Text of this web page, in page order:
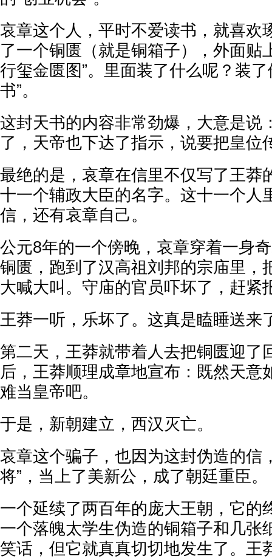
哀章这个人，平时不爱读书，就喜欢
了一个铜匮（就是铜箱子），外面贴
行玺金匮图”。里面装了什么呢？装
书”。
这封天书的内容非常劲爆，大意是说
了，天帝也下达了指示，说要把皇位
最绝的是，哀章在信里不仅写了王莽
十一个辅政大臣的名字。这十一个人
信，还有哀章自己。
公元8年的一个傍晚，哀章穿着一身
铜匮，跑到了汉高祖刘邦的宗庙里，
大喊大叫。守庙的官员吓坏了，赶紧
王莽一听，乐坏了。这真是瞌睡送来
第二天，王莽就带着人去把铜匮迎了
后，王莽顺理成章地宣布：既然天意
难当皇帝吧。
于是，新朝建立，西汉灭亡。
哀章这个骗子，也因为这封伪造的信
将”，当上了美新公，成了朝廷重臣。
一个延续了两百年的庞大王朝，它的
一个落魄太学生伪造的铜箱子和几张
笑话，但它就真真切切地发生了。王